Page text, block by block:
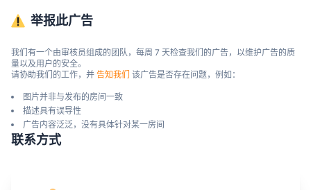
举报此广告
我们有一个由审核员组成的团队，每周 7 天检查我们的广告，以维护广告的质
量以及用户的安全。
请协助我们的工作，并 告知我们 该广告是否存在问题，例如：
图片并非与发布的房间一致
描述具有误导性
广告内容泛泛，没有具体针对某一房间
联系方式